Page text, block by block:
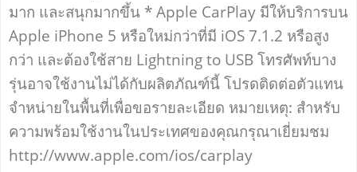
มาก และสนุกมากขึ้น * Apple CarPlay มีให้บริการบน
Apple iPhone 5 หรือใหม่กว่าที่มี iOS 7.1.2 หรือสูง
กว่า และต้องใช้สาย Lightning to USB โทรศัพท์บาง
รุ่นอาจใช้งานไม่ได้กับผลิตภัณฑ์นี้ โปรดติดต่อตัวแทน
จำหน่ายในพื้นที่เพื่อขอรายละเอียด หมายเหตุ: สำหรับ
ความพร้อมใช้งานในประเทศของคุณกรุณาเยี่ยมชม
http://www.apple.com/ios/carplay